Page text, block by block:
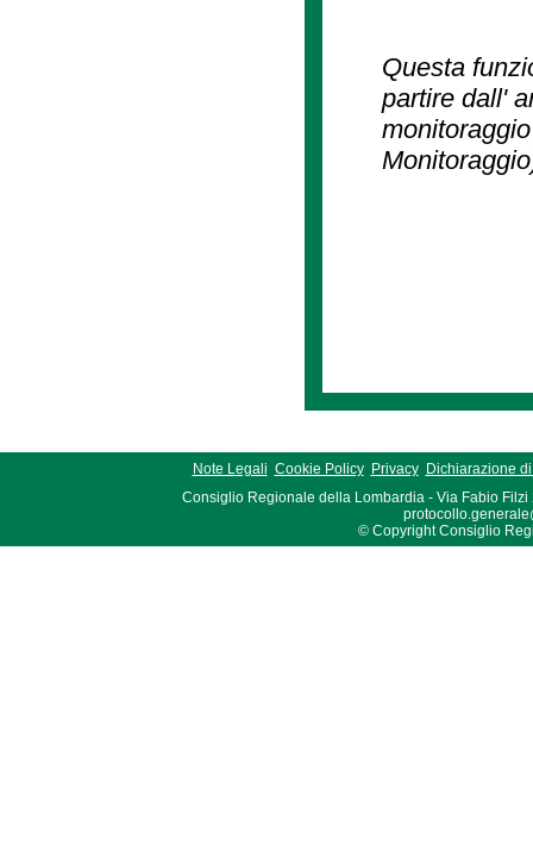
Questa
partire dall'
Note Legali Cookie Policy Privacy
Dichiarazione
Consiglio Regionale della Lombardia - Via Fabio Filzi
© Copyright Consiglio